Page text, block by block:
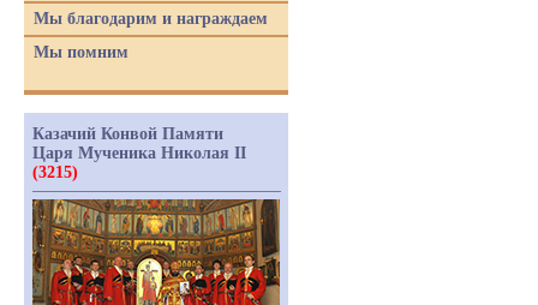
Мы благодарим и награждаем
Мы помним
Казачий Конвой Памяти
Царя Мученика Николая II
(3215)